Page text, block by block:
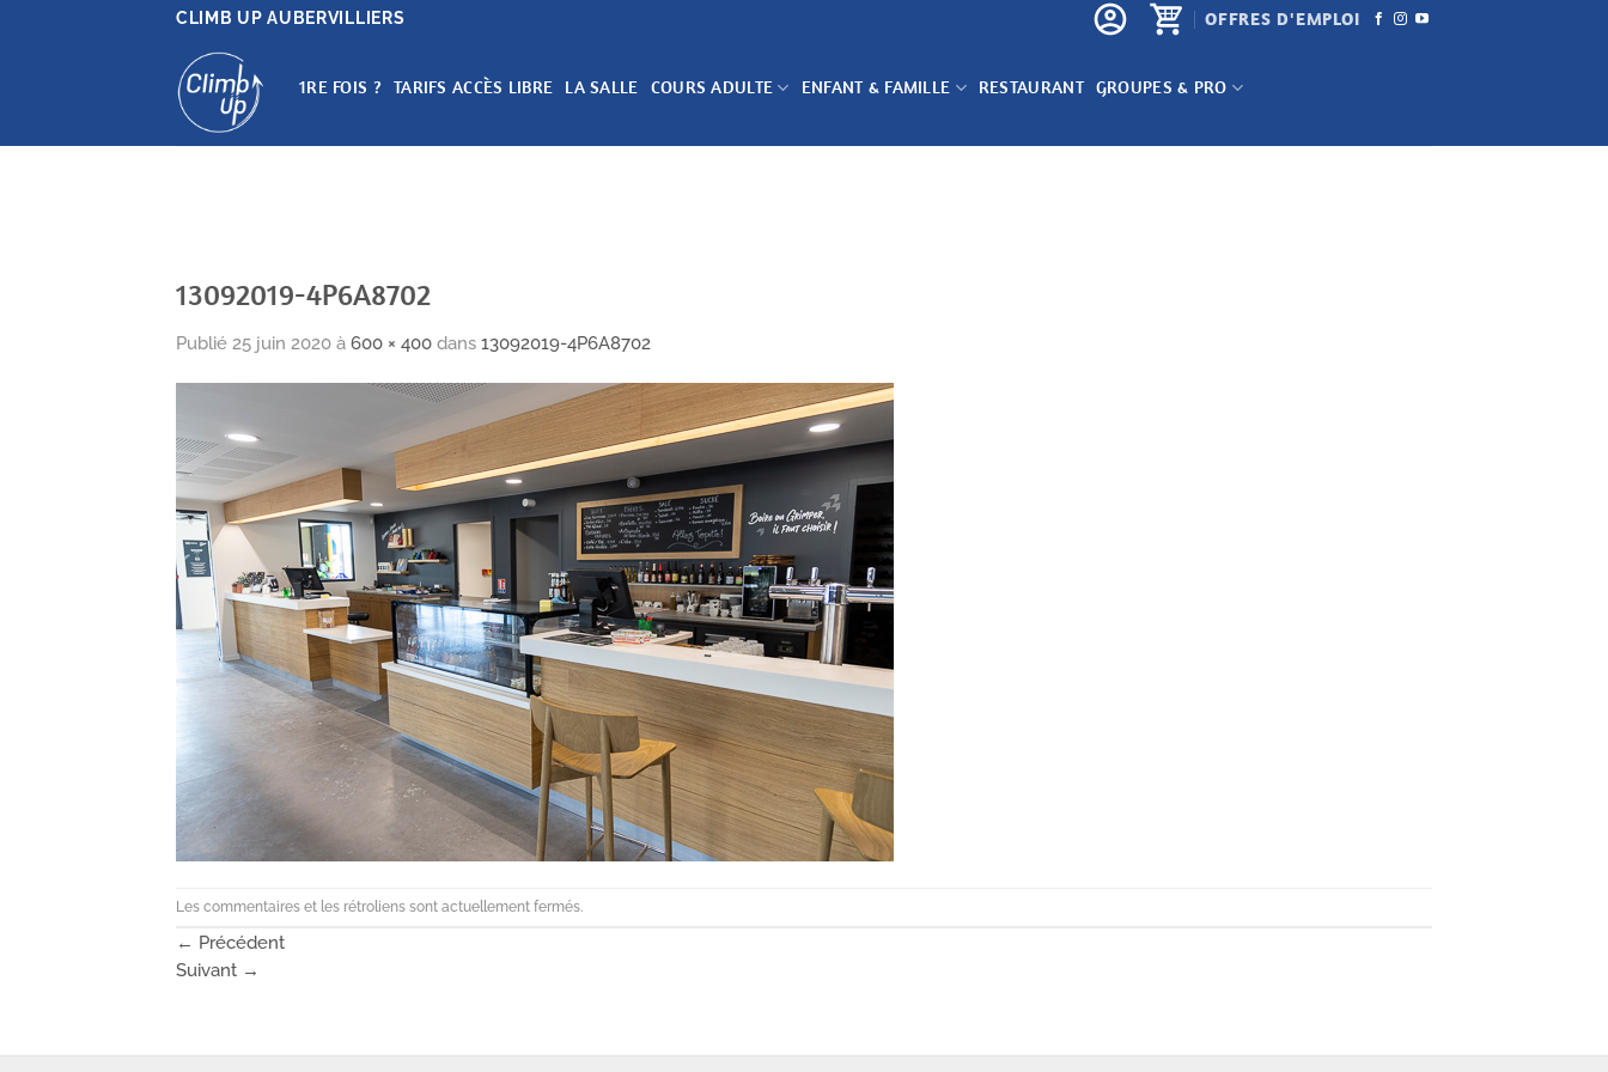
CLIMB UP AUBERVILLIERS OFFRES D'EMPLOI
1RE FOIS ? TARIFS ACCÈS LIBRE LA SALLE COURS ADULTE ENFANT & FAMILLE RESTAURANT GROUPES & PRO
13092019-4P6A8702
Publié 25 juin 2020 à 600 × 400 dans 13092019-4P6A8702
Les commentaires et les rétroliens sont actuellement fermés.
← Précédent
Suivant →